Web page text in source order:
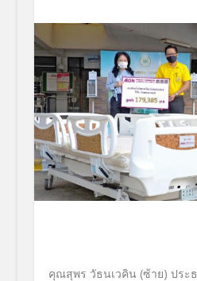
คุณสุพร วัธนเวคิน (ซ้าย) ประ